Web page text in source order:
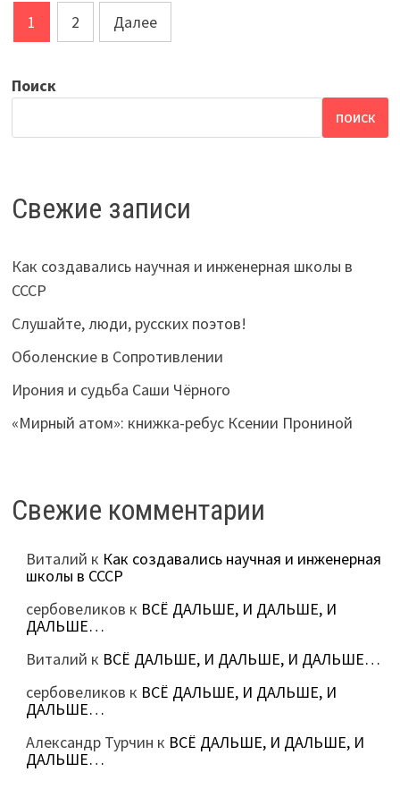
Навигация
по
записям
1 2 Далее
Поиск
ПОИСК
Свежие записи
Как создавались научная и инженерная школы в
СССР
Слушайте, люди, русских поэтов!
Оболенские в Сопротивлении
Ирония и судьба Саши Чёрного
«Мирный атом»: книжка-ребус Ксении Прониной
Свежие комментарии
Виталий к Как создавались научная и инженерная
школы в СССР
сербовеликов к ВСЁ ДАЛЬШЕ, И ДАЛЬШЕ, И
ДАЛЬШЕ…
Виталий к ВСЁ ДАЛЬШЕ, И ДАЛЬШЕ, И ДАЛЬШЕ…
сербовеликов к ВСЁ ДАЛЬШЕ, И ДАЛЬШЕ, И
ДАЛЬШЕ…
Александр Турчин к ВСЁ ДАЛЬШЕ, И ДАЛЬШЕ, И
ДАЛЬШЕ…